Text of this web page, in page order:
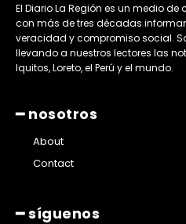
El Diario La Región es un medio
con más de tres décadas
veracidad y compromiso social.
llevando a nuestros lectores las
Iquitos, Loreto, el Perú y el mundo.
━ nosotros
About
Contact
━ síguenos